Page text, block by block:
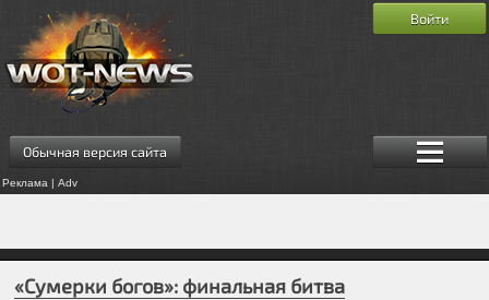
Обычная версия сайта
Реклама | Adv
Войти
«Сумерки богов»: финальная битва